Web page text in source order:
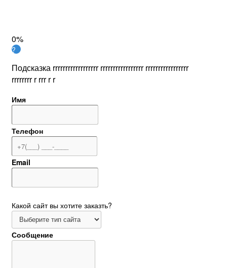
0%
?
Подсказка rrrrrrrrrrrrrrrrrr rrrrrrrrrrrrrrrrr rrrrrrrrrrrrrrrrr
rrrrrrrr r rrr r r
Имя
Телефон
Email
Какой сайт вы хотите заказть?
Сообщение